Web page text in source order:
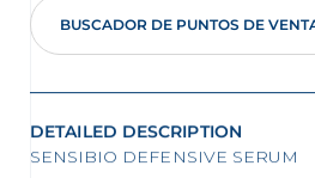
BUSCADOR DE PUNTOS DE
DETAILED DESCRIPTION
SENSIBIO DEFENSIVE SERUM